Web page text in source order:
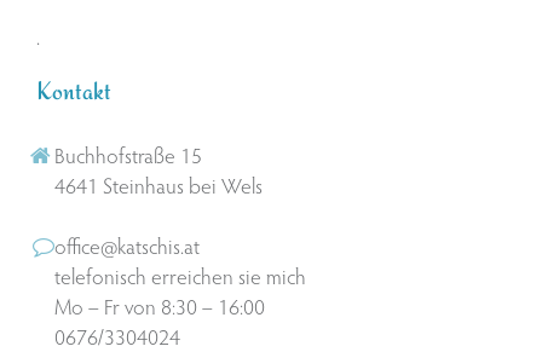
.
Kontakt
Buchhofstraße 15
4641 Steinhaus bei Wels
office@katschis.at
telefonisch erreichen sie mich
Mo – Fr von 8:30 – 16:00
0676/3304024